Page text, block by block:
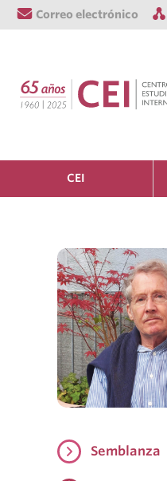
Correo electrónico
CEI
Semblanza